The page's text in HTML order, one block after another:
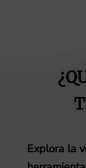
Explora la